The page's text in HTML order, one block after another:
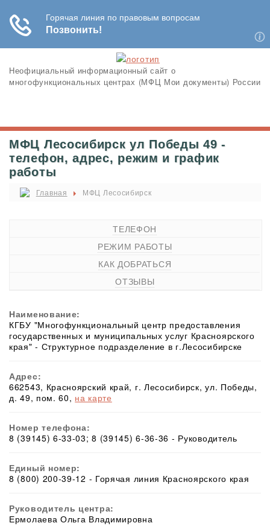
Неофициальный информационный сайт о
многофункциональных центрах (МФЦ Мои документы) России
МФЦ Лесосибирск ул Победы 49 -
телефон, адрес, режим и график
работы
Главная МФЦ Лесосибирск
ТЕЛЕФОН
РЕЖИМ РАБОТЫ
КАК ДОБРАТЬСЯ
ОТЗЫВЫ
Наименование:
КГБУ "Многофункциональный центр предоставления
государственных и муниципальных услуг Красноярского
края" - Структурное подразделение в г.Лесосибирске
Адрес:
662543, Красноярский край, г. Лесосибирск, ул. Победы,
д. 49, пом. 60, на карте
Номер телефона:
8 (39145) 6-33-03; 8 (39145) 6-36-36 - Руководитель
Единый номер:
8 (800) 200-39-12 - Горячая линия Красноярского края
Руководитель центра:
Ермолаева Ольга Владимировна